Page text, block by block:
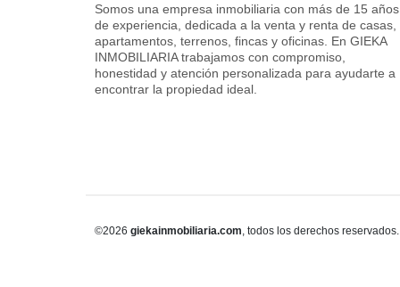
Somos una empresa inmobiliaria con más de 15 años
de experiencia, dedicada a la venta y renta de casas,
apartamentos, terrenos, fincas y oficinas. En GIEKA
INMOBILIARIA trabajamos con compromiso,
honestidad y atención personalizada para ayudarte a
encontrar la propiedad ideal.
©2026 giekainmobiliaria.com, todos los derechos reservados.